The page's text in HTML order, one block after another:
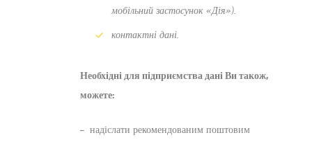
мобільний застосунок «Дія»).
контактні дані.
Необхідні для підприємства дані Ви також,
можете:
– надіслати рекомендованим поштовим